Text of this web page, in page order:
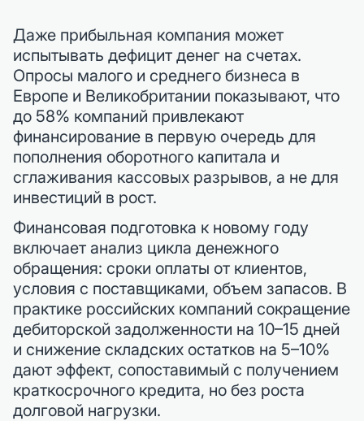
Даже прибыльная компания может
испытывать дефицит денег на счетах.
Опросы малого и среднего бизнеса в
Европе и Великобритании показывают, что
до 58% компаний привлекают
финансирование в первую очередь для
пополнения оборотного капитала и
сглаживания кассовых разрывов, а не для
инвестиций в рост.
Финансовая подготовка к новому году
включает анализ цикла денежного
обращения: сроки оплаты от клиентов,
условия с поставщиками, объем запасов. В
практике российских компаний сокращение
дебиторской задолженности на 10–15 дней
и снижение складских остатков на 5–10%
дают эффект, сопоставимый с получением
краткосрочного кредита, но без ростa
долговой нагрузки.